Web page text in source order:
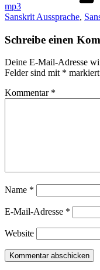
mp3
Sanskrit Aussprache,
Schreibe einen
Deine E-Mail-Adresse
Felder sind mit * markiert
Kommentar *
Name *
E-Mail-Adresse *
Website